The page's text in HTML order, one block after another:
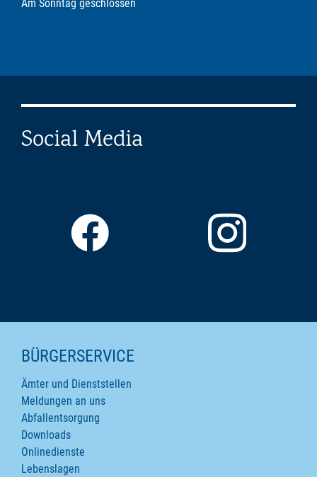
Am Sonntag geschlossen
Social Media
SEITENINHALTE
BÜRGERSERVICE
Ämter und Dienststellen
Meldungen an uns
Abfallentsorgung
Downloads
Onlinedienste
Lebenslagen